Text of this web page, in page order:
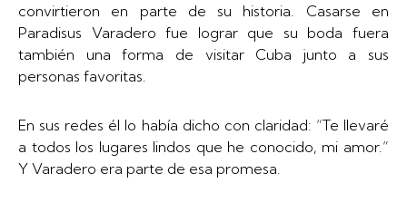
convirtieron en parte de su historia. Casarse en
Paradisus Varadero fue lograr que su boda fuera
también una forma de visitar Cuba junto a sus
personas favoritas.
En sus redes él lo había dicho con claridad: “Te llevaré
a todos los lugares lindos que he conocido, mi amor.”
Y Varadero era parte de esa promesa.